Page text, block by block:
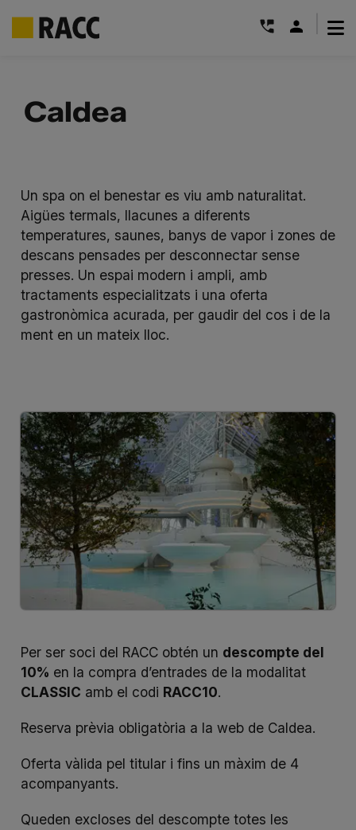
contentCaldea
Un spa on el benestar es viu amb naturalitat.
Aigües termals, llacunes a diferents
temperatures, saunes, banys de vapor i zones de
descans pensades per desconnectar sense
presses. Un espai modern i ampli, amb
tractaments especialitzats i una oferta
gastronòmica acurada, per gaudir del cos i de la
ment en un mateix lloc.
Per ser soci del RACC obtén un descompte del
10% en la compra d’entrades de la modalitat
CLASSIC amb el codi RACC10.
Reserva prèvia obligatòria a la web de Caldea.
Oferta vàlida pel titular i fins un màxim de 4
acompanyants.
Queden excloses del descompte totes les